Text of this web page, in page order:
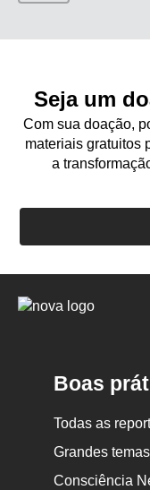
Seja um
Com sua doação,
materiais gratuitos
a
Logo
Boas
Todas as
Grandes temas
Consciência